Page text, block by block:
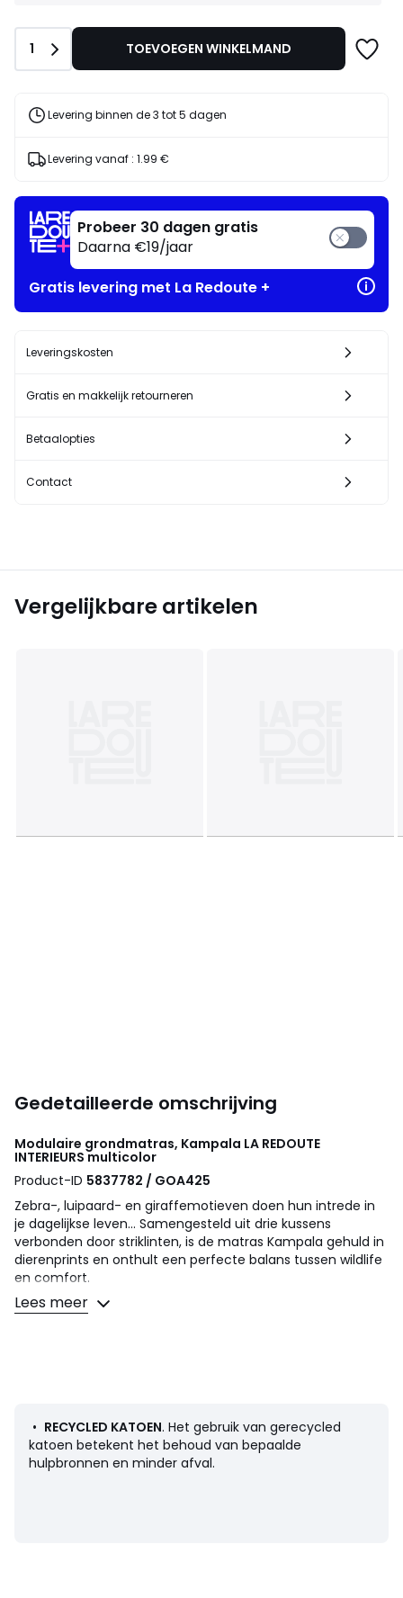
artikelen
Geniet
Aantal
1 TOEVOEGEN WINKELMAND
Levering binnen de 3 tot 5 dagen
Levering vanaf : 1.99 €
Probeer 30 dagen gratis
Daarna €19/jaar
Gratis levering met La Redoute +
Leveringskosten
Gratis en makkelijk retourneren
Betaalopties
Contact
Vergelijkbare artikelen
Gedetailleerde omschrijving
Modulaire grondmatras, Kampala LA REDOUTE
INTERIEURSmulticolor
Product-ID 5837782 / GOA425
Zebra-, luipaard- en giraffemotieven doen hun intrede in
je dagelijkse leven... Samengesteld uit drie kussens
verbonden door striklinten, is de matras Kampala gehuld in
dierenprints en onthult een perfecte balans tussen wildlife
en comfort.
Een ontmoeting georganiseerd door de ontwerpers van La
Redoute Intérieurs.
• 3 verschillende prints : giraf, zebra en luipaard
• 3 kussens verbonden door striklinten
• Gecapitonneerde afwerking
Lees meer
• RECYCLED KATOEN. Het gebruik van gerecycled
katoen betekent het behoud van bepaalde
hulpbronnen en minder afval.